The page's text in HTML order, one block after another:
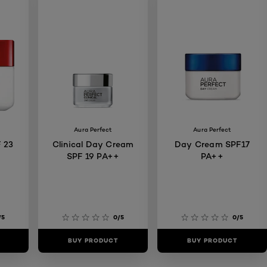
23
Aura Perfect
Clinical Day Cream
SPF 19 PA++
0/5
BUY PRODUCT
Aura Perfect
Day Cream SPF17
PA++
0/5
BUY PRODUCT